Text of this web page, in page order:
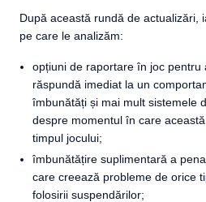
După această rundă de actualizări,
pe care le analizăm:
opțiuni de raportare în joc pentru
răspundă imediat la un
îmbunătăți și mai mult sistemele
despre momentul în care
timpul jocului;
îmbunătățire suplimentară a
care creează probleme de orice
folosirii suspendărilor;